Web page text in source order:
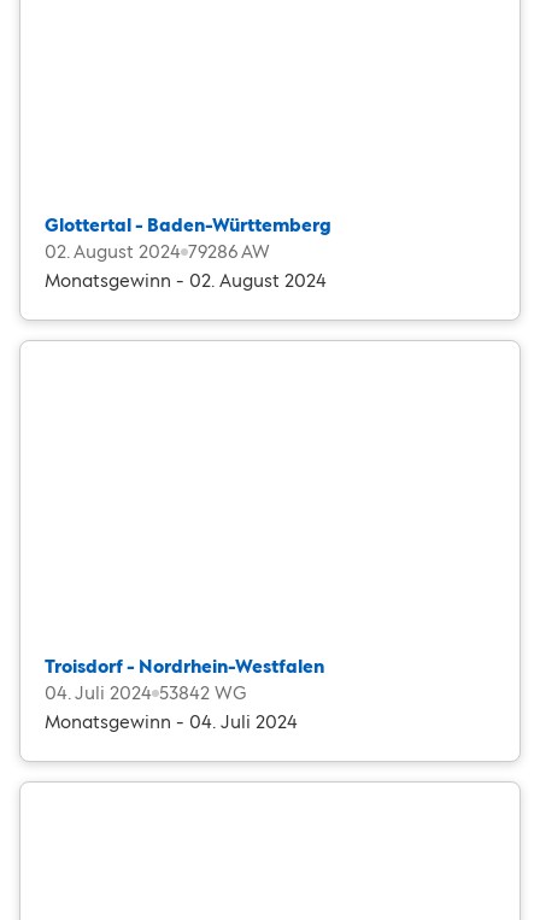
Glottertal - Baden-Württemberg
02. August 2024 79286 AW
Monatsgewinn - 02. August 2024
Troisdorf - Nordrhein-Westfalen
04. Juli 2024 53842 WG
Monatsgewinn - 04. Juli 2024